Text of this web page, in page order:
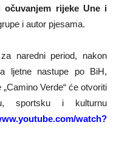
očuvanjem rijeke Une i
i autor pjesama.
naredni period, nakon
ljetne nastupe po BiH,
Verde“ će otvoriti
sportsku i kulturnu
watch?